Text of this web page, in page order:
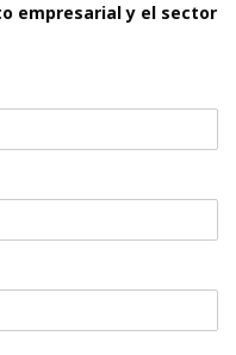
empresarial y el sector